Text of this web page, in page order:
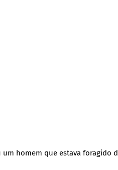
homem que estava foragido